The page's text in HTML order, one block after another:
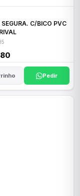
C/BICO PVC
Pedir